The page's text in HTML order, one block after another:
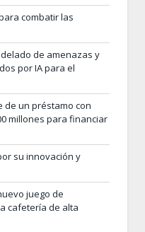
combatir las
de amenazas y
por IA para el
de un préstamo con
millones para financiar
su innovación y
juego de
cafetería de alta